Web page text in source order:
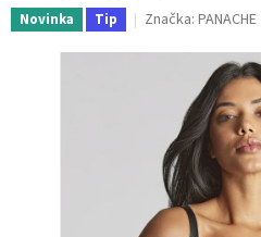
Novinka Tip Značka: PANACHE